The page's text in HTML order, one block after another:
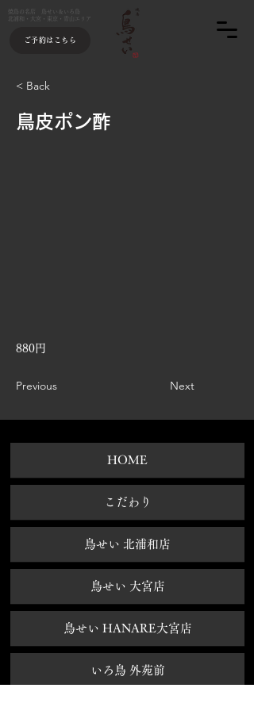
焼鳥の名店 鳥せい＆いろ鳥
北浦和・大宮・東京・青山エリア
ご予約はこちら
< Back
鳥皮ポン酢
880円
Previous Next
HOME
​こだわり
鳥せい 北浦和店
鳥せい 大宮店
鳥せい HANARE大宮店
いろ鳥 外苑前